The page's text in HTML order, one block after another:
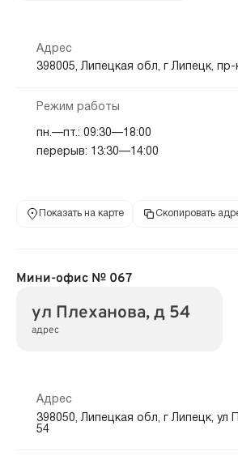
Адрес
398005, Липецкая обл, г Липецк,
Режим работы
пн.—пт.: 09:30—18:00
перерыв: 13:30—14:00
Показать на карте Скопировать
Мини-офис № 067
ул Плеханова, д 54
адрес
Адрес
398050, Липецкая обл, г Липецк, ул
54